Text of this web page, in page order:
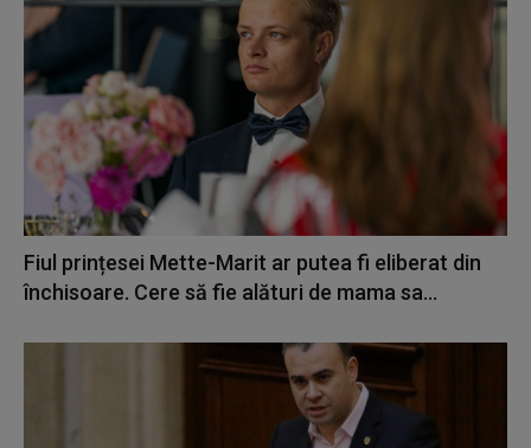
Fiul prințesei Mette-Marit ar putea fi eliberat din
închisoare. Cere să fie alături de mama sa...